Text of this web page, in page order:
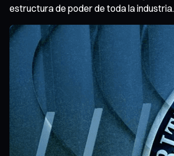
estructura de poder de toda la industria.